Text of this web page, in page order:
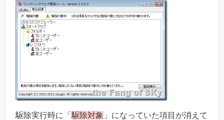
駆除実行時に「 駆除対象 」になっていた項目が消えて